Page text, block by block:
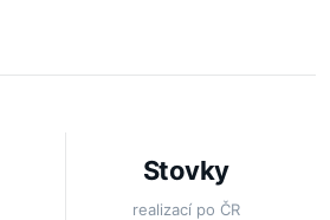
Stovky
realizací po ČR